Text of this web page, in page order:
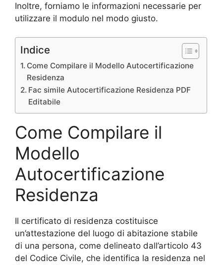
Inoltre, forniamo le informazioni necessarie per
utilizzare il modulo nel modo giusto.
Indice
Come Compilare il Modello Autocertificazione
Residenza
Fac simile Autocertificazione Residenza PDF
Editabile
Come Compilare il
Modello
Autocertificazione
Residenza
Il certificato di residenza costituisce
un’attestazione del luogo di abitazione stabile
di una persona, come delineato dall’articolo 43
del Codice Civile, che identifica la residenza nel